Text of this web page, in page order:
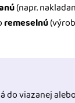
(napr.
remeselnú
do viazanej